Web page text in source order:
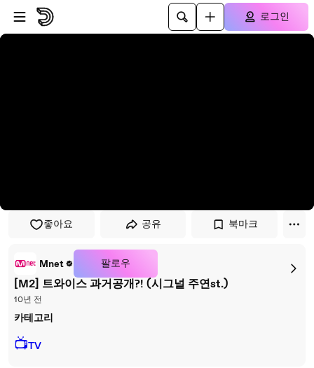
플레이어로 건너뛰기
본문으로 건너뛰기
로그인
좋아요 공유 북마크
Mnet 팔로우
[M2] 트와이스 과거공개?! (시그널 주연st.)
10년 전
카테고리
📺TV